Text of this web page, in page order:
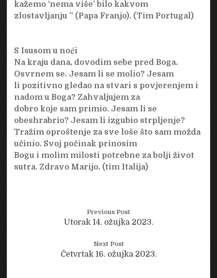
kažemo ‘nema više’ bilo kakvom
zlostavljanju ” (Papa Franjo). (Tim Portugal)
S Isusom u noći
Na kraju dana, dovodim sebe pred Boga.
Osvrnem se. Jesam li se molio? Jesam
li pozitivno gledao na stvari s povjerenjem i
nadom u Boga? Zahvaljujem za
dobro koje sam primio. Jesam li se
obeshrabrio? Jesam li izgubio strpljenje?
Tražim oproštenje za sve loše što sam možda
učinio. Svoj počinak prinosim
Bogu i molim milosti potrebne za bolji život
sutra. Zdravo Marijo. (tim Italija)
Previous Post
Utorak 14. ožujka 2023.
Next Post
Četvrtak 16. ožujka 2023.